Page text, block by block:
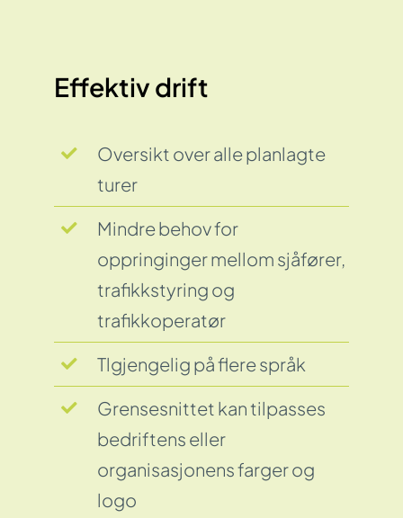
Effektiv drift
Oversikt over alle planlagte
turer
Mindre behov for
oppringinger mellom sjåfører,
trafikkstyring og
trafikkoperatør
Tlgjengelig på flere språk
Grensesnittet kan tilpasses
bedriftens eller
organisasjonens farger og
logo